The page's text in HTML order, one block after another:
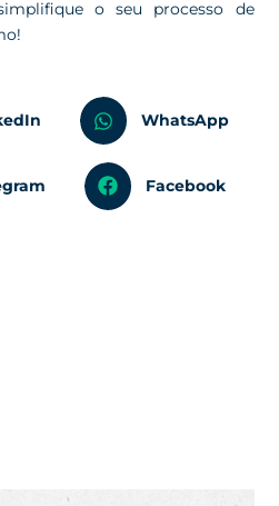
o seu processo de
WhatsApp
Facebook